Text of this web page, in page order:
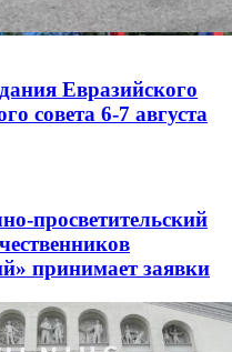
Евразийского
совета 6-7 августа
просветительский
принимает заявки